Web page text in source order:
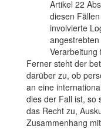
Artikel 22
diesen
involvierte
Verarbeitung
Ferner steht der
darüber zu, ob
an eine
dies der Fall ist, so
das Recht zu,
Zusammenhang